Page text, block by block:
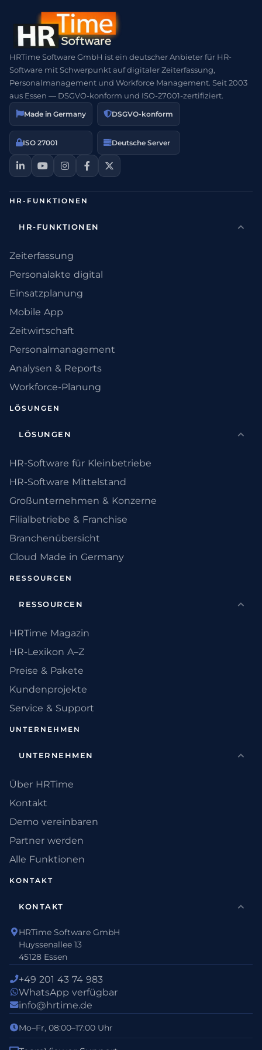
HRTime Software GmbH ist ein deutscher Anbieter für HR-
Software mit Schwerpunkt auf digitaler Zeiterfassung,
Personalmanagement und Workforce Management. Seit 2003
aus Essen — DSGVO-konform und ISO-27001-zertifiziert.
Made in Germany DSGVO-konform
ISO 27001 Deutsche Server
HR-FUNKTIONEN
HR-FUNKTIONEN
Zeiterfassung
Personalakte digital
Einsatzplanung
Mobile App
Zeitwirtschaft
Personalmanagement
Analysen & Reports
Workforce-Planung
LÖSUNGEN
LÖSUNGEN
HR-Software für Kleinbetriebe
HR-Software Mittelstand
Großunternehmen & Konzerne
Filialbetriebe & Franchise
Branchenübersicht
Cloud Made in Germany
RESSOURCEN
RESSOURCEN
HRTime Magazin
HR-Lexikon A–Z
Preise & Pakete
Kundenprojekte
Service & Support
UNTERNEHMEN
UNTERNEHMEN
Über HRTime
Kontakt
Demo vereinbaren
Partner werden
Alle Funktionen
KONTAKT
KONTAKT
HRTime Software GmbH
Huyssenallee 13
45128 Essen
+49 201 43 74 983
WhatsApp verfügbar
info@hrtime.de
Mo–Fr, 08:00–17:00 Uhr